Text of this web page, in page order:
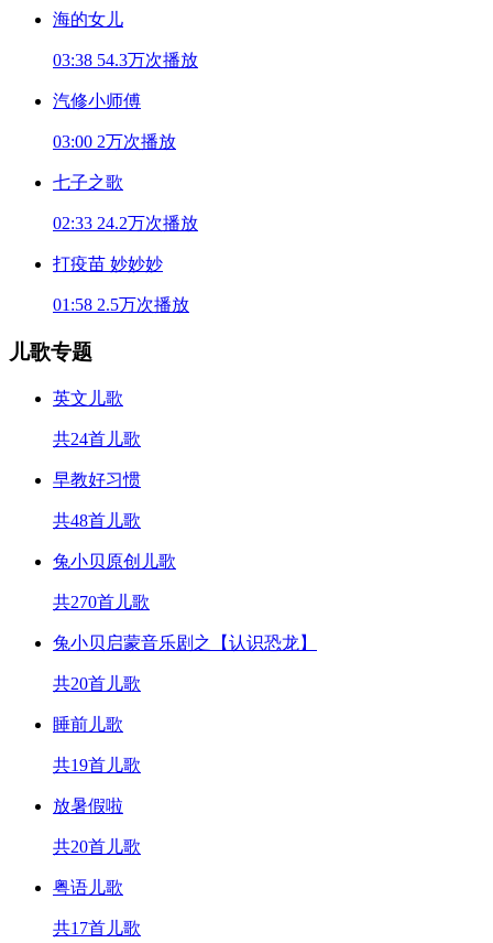
海的女儿
03:38 54.3万次播放
汽修小师傅
03:00 2万次播放
七子之歌
02:33 24.2万次播放
打疫苗 妙妙妙
01:58 2.5万次播放
儿歌专题
英文儿歌
共24首儿歌
早教好习惯
共48首儿歌
兔小贝原创儿歌
共270首儿歌
兔小贝启蒙音乐剧之【认识恐龙】
共20首儿歌
睡前儿歌
共19首儿歌
放暑假啦
共20首儿歌
粤语儿歌
共17首儿歌